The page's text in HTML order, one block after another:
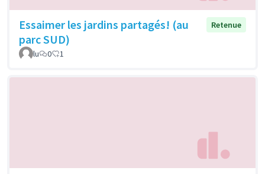
Essaimer les jardins partagés! (au
parc SUD)
Retenue
lu 0 1